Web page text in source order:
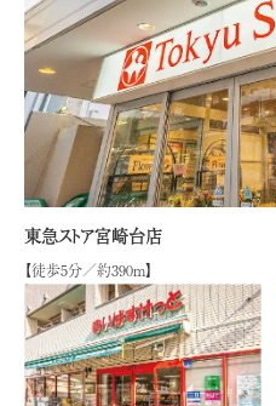
東急ストア宮崎台店
【徒歩5分／約390m】